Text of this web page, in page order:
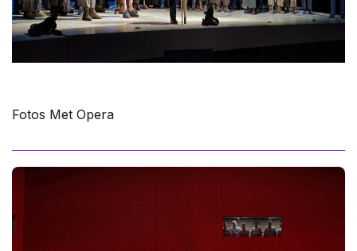
Fotos Met Opera